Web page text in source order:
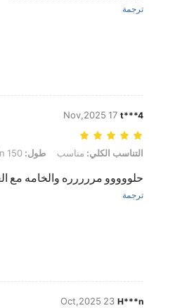
ترجمة
t***4
17 Nov,2025
التناسب الكلي: مناسب, طول: 150 cm / 59 in, الوزن: 68 kg / 150 lbs, لون: بني, مقاس: M
التناسب الكلي: مناسب طول:
حلووووو مررررره والخامه مع
ترجمة
H***n
23 Oct,2025